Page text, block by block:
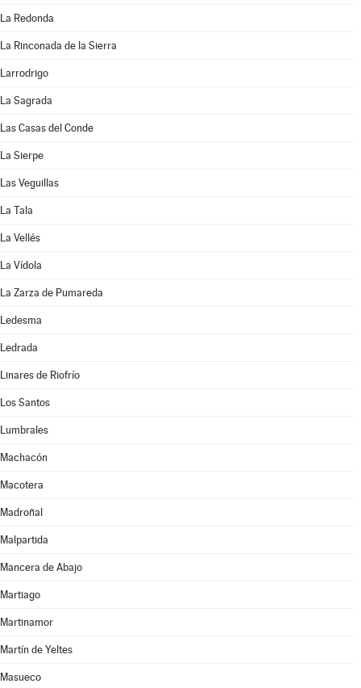
La Redonda
La Rinconada de la Sierra
Larrodrigo
La Sagrada
Las Casas del Conde
La Sierpe
Las Veguillas
La Tala
La Vellés
La Vídola
La Zarza de Pumareda
Ledesma
Ledrada
Linares de Riofrío
Los Santos
Lumbrales
Machacón
Macotera
Madroñal
Malpartida
Mancera de Abajo
Martiago
Martinamor
Martín de Yeltes
Masueco